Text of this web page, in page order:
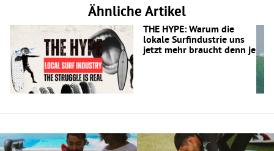
Ähnliche Artikel
THE HYPE: Warum die
lokale Surfindustrie uns
jetzt mehr braucht denn je